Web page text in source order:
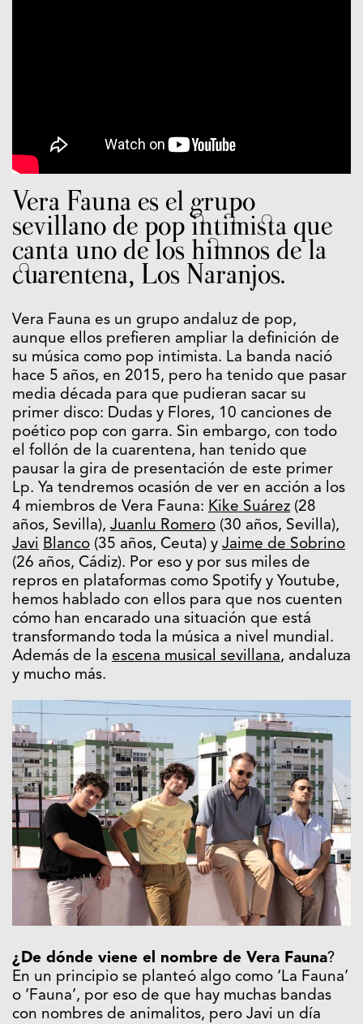
Vera Fauna es el grupo
sevillano de pop intimista que
canta uno de los himnos de la
cuarentena, Los Naranjos.
Vera Fauna es un grupo andaluz de pop,
aunque ellos prefieren ampliar la definición de
su música como pop intimista. La banda nació
hace 5 años, en 2015, pero ha tenido que pasar
media década para que pudieran sacar su
primer disco: Dudas y Flores, 10 canciones de
poético pop con garra. Sin embargo, con todo
el follón de la cuarentena, han tenido que
pausar la gira de presentación de este primer
Lp. Ya tendremos ocasión de ver en acción a los
4 miembros de Vera Fauna: Kike Suárez (28
años, Sevilla), Juanlu Romero (30 años, Sevilla),
Javi Blanco (35 años, Ceuta) y Jaime de Sobrino
(26 años, Cádiz). Por eso y por sus miles de
repros en plataformas como Spotify y Youtube,
hemos hablado con ellos para que nos cuenten
cómo han encarado una situación que está
transformando toda la música a nivel mundial.
Además de la escena musical sevillana, andaluza
y mucho más.
¿De dónde viene el nombre de Vera Fauna?
En un principio se planteó algo como ‘La Fauna’
o ‘Fauna’, por eso de que hay muchas bandas
con nombres de animalitos, pero Javi un día